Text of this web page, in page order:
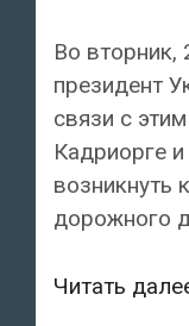
Во вторник,
президент
связи с
Кадриорге
возникнуть
дорожного
Читать